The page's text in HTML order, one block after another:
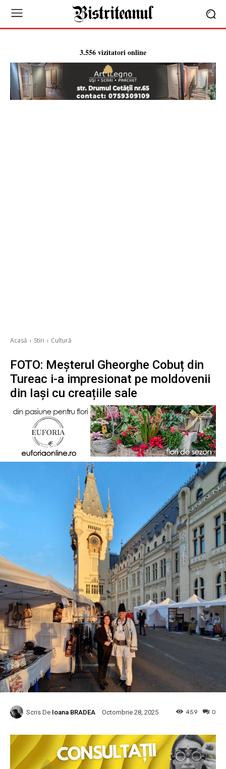
3.556 vizitatori online
Acasă Stiri Cultură
FOTO: Meșterul Gheorghe Cobuț din
Tureac i-a impresionat pe moldovenii
din Iași cu creațiile sale
Scris De Ioana BRADEA Octombrie 28, 2025 0
459